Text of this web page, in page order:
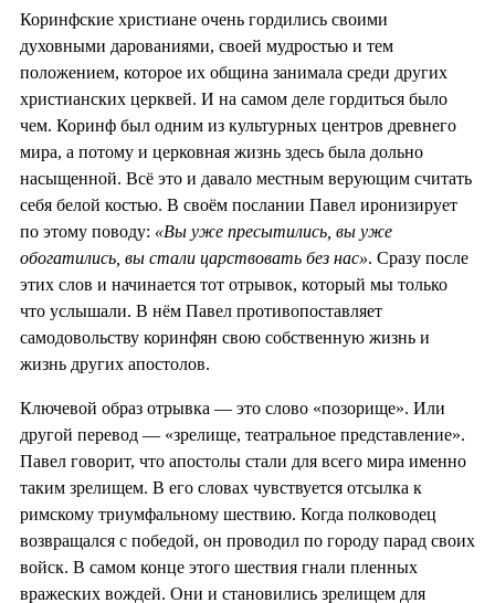
Коринфские христиане очень гордились своими
духовными дарованиями, своей мудростью и тем
положением, которое их община занимала среди других
христианских церквей. И на самом деле гордиться было
чем. Коринф был одним из культурных центров древнего
мира, а потому и церковная жизнь здесь была дольно
насыщенной. Всё это и давало местным верующим считать
себя белой костью. В своём послании Павел иронизирует
по этому поводу: «Вы уже пресытились, вы уже
обогатились, вы стали царствовать без нас». Сразу после
этих слов и начинается тот отрывок, который мы только
что услышали. В нём Павел противопоставляет
самодовольству коринфян свою собственную жизнь и
жизнь других апостолов.
Ключевой образ отрывка — это слово «позорище». Или
другой перевод — «зрелище, театральное представление».
Павел говорит, что апостолы стали для всего мира именно
таким зрелищем. В его словах чувствуется отсылка к
римскому триумфальному шествию. Когда полководец
возвращался с победой, он проводил по городу парад своих
войск. В самом конце этого шествия гнали пленных
вражеских вождей. Они и становились зрелищем для